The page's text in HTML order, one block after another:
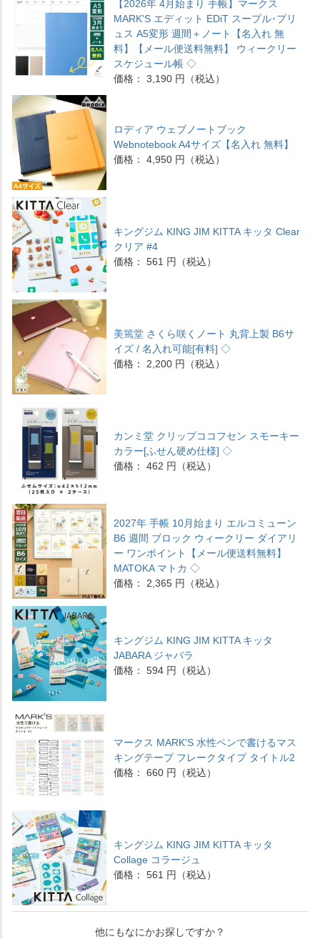
【2026年 4月始まり 手帳】マークス
MARK'S エディット EDiT スープル･プリ
ュス A5変形 週間＋ノート【名入れ 無
料】【メール便送料無料】 ウィークリー
スケジュール帳 ◇
価格： 3,190 円（税込）
ロディア ウェブノートブック
Webnotebook A4サイズ【名入れ 無料】
価格： 4,950 円（税込）
キングジム KING JIM KITTA キッタ Clear
クリア #4
価格： 561 円（税込）
美篶堂 さくら咲くノート 丸背上製 B6サ
イズ / 名入れ可能[有料] ◇
価格： 2,200 円（税込）
カンミ堂 クリップココフセン スモーキー
カラー[ふせん硬め仕様] ◇
価格： 462 円（税込）
2027年 手帳 10月始まり エルコミューン
B6 週間 ブロック ウィークリー ダイアリ
ー ワンポイント【メール便送料無料】
MATOKA マトカ ◇
価格： 2,365 円（税込）
キングジム KING JIM KITTA キッタ
JABARA ジャバラ
価格： 594 円（税込）
マークス MARK'S 水性ペンで書けるマス
キングテープ フレークタイプ タイトル2
価格： 660 円（税込）
キングジム KING JIM KITTA キッタ
Collage コラージュ
価格： 561 円（税込）
他にもなにかお探しですか？